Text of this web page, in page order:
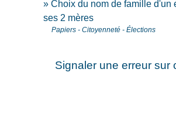
Choix du nom de famille d'un
ses 2 mères
Papiers - Citoyenneté - Élections
Signaler une erreur sur